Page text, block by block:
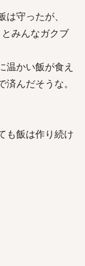
守ったが、
とみんなガクブ
温かい飯が食え
んだそうな。
も飯は作り続け